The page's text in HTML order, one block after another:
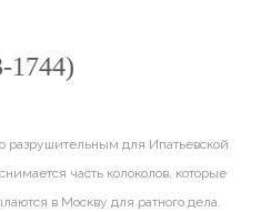
1744)
разрушительным для Ипатьевской
часть колоколов, которые
в Москву для ратного дела.